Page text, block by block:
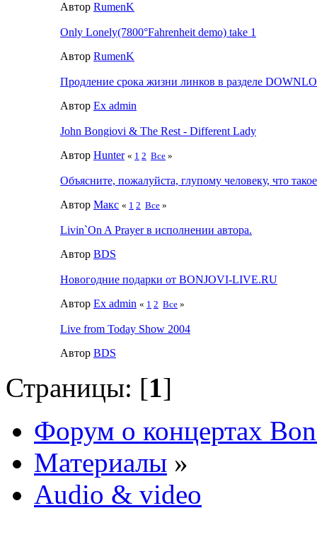
Автор RumenK
Only Lonely(7800°Fahrenheit demo) take 1
Автор RumenK
Продление срока жизни линков в разделе
Автор Ex admin
John Bongiovi & The Rest - Different Lady
Автор Hunter « 1 2 Все »
Объясните, пожалуйста, глупому человеку, что
Автор Макс « 1 2 Все »
Livin`On A Prayer в исполнении автора.
Автор BDS
Новогодние подарки от BONJOVI-LIVE.RU
Автор Ex admin « 1 2 Все »
Live from Today Show 2004
Автор BDS
Страницы: [1]
Форум о концертах
Материалы »
Audio & video